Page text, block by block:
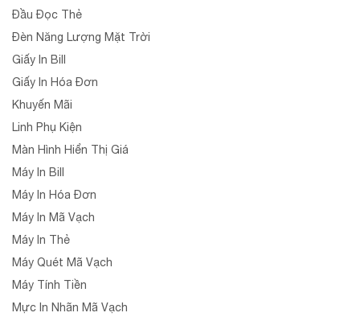
Đầu Đọc Thẻ
Đèn Năng Lượng Mặt Trời
Giấy In Bill
Giấy In Hóa Đơn
Khuyến Mãi
Linh Phụ Kiện
Màn Hình Hiển Thị Giá
Máy In Bill
Máy In Hóa Đơn
Máy In Mã Vạch
Máy In Thẻ
Máy Quét Mã Vạch
Máy Tính Tiền
Mực In Nhãn Mã Vạch